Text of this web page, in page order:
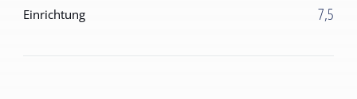
Einrichtung 7,5